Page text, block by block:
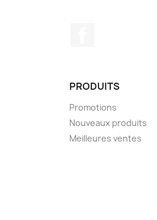
PRODUITS
Promotions
Nouveaux produits
Meilleures ventes